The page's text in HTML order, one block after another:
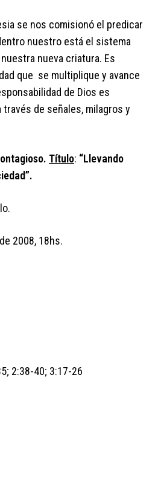
se nos comisionó el predicar
nuestro está el sistema
nueva criatura. Es
que se multiplique y avance
de Dios es
través de señales, milagros y
Título: “Llevando
2008, 18hs.
2:38-40; 3:17-26